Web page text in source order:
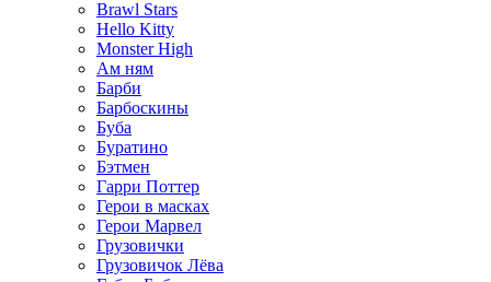
Brawl Stars
Hello Kitty
Monster High
Ам ням
Барби
Барбоскины
Буба
Буратино
Бэтмен
Гарри Поттер
Герои в масках
Герои Марвел
Грузовички
Грузовичок Лёва